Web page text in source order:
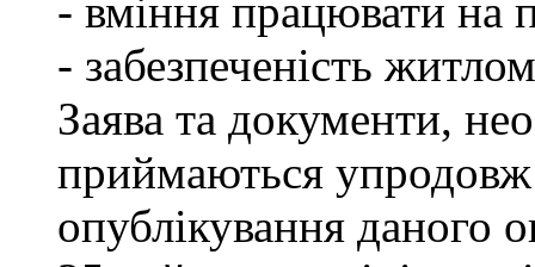
- вміння працювати на
- забезпеченість
Заява та документи,
приймаються упродовж
опублікування даного